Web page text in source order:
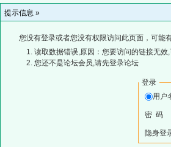
提示信息 »
您没有登录或者您没有权限访问此页面，可能
读取数据错误,原因：您要访问的链接无
您还不是论坛会员,请先登录论坛
登录
用户
密 码
隐身登